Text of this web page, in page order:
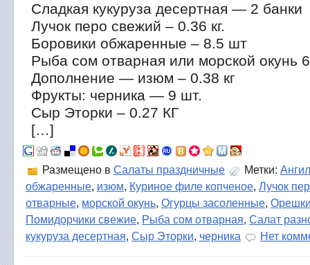
Сладкая кукуруза десертная — 2 банки
Лучок перо свежий – 0.36 кг.
Боровики обжаренные – 8.5 шт
Рыба сом отварная или морской окунь
Дополнение — изюм – 0.38 кг
Фрукты: черника — 9 шт.
Сыр Эторки – 0.27 КГ
[…]
Размещено в Салаты праздничные Метки:
обжаренные, изюм, Куриное филе копченое, Лучок
отварные, морской окунь, Огурцы засоленные,
Помидорчики свежие, Рыба сом отварная, Салат
кукуруза десертная, Сыр Эторки, черника Нет